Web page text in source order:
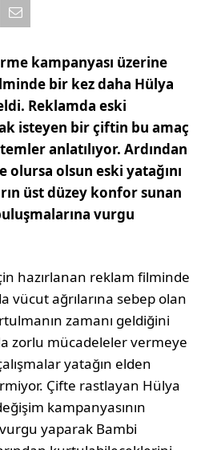
kampanyası üzerine
bir kez daha Hülya
Reklamda eski
isteyen bir çiftin bu amaç
anlatılıyor. Ardından
olursa olsun eski yatağını
üst düzey konfor sunan
vurgu
hazırlanan reklam filminde
vücut ağrılarına sebep olan
zamanı geldiğini
zorlu mücadeleler vermeye
yatağın elden
Çifte rastlayan Hülya
kampanyasının
yaparak Bambi